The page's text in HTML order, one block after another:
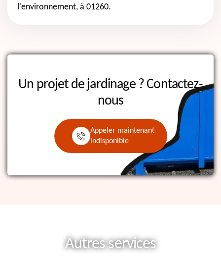
l'environnement, à 01260.
Un projet de jardinage ? Contactez-
nous
Appeler maintenant
indisponible
Autres services